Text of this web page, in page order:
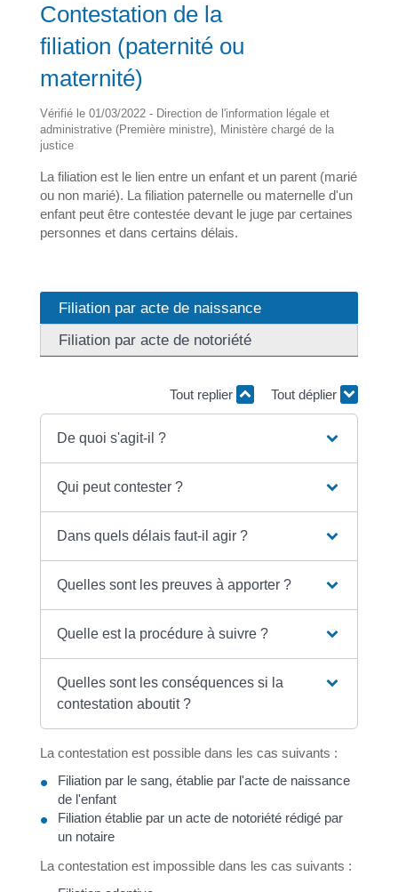
Contestation de la
filiation (paternité ou
maternité)
Vérifié le 01/03/2022 - Direction de l'information légale et
administrative (Première ministre), Ministère chargé de la
justice
La filiation est le lien entre un enfant et un parent (marié
ou non marié). La filiation paternelle ou maternelle d'un
enfant peut être contestée devant le juge par certaines
personnes et dans certains délais.
Filiation par acte de naissance
Filiation par acte de notoriété
Tout replier Tout déplier
De quoi s'agit-il ?
Qui peut contester ?
Dans quels délais faut-il agir ?
Quelles sont les preuves à apporter ?
Quelle est la procédure à suivre ?
Quelles sont les conséquences si la
contestation aboutit ?
La contestation est possible dans les cas suivants :
Filiation par le sang, établie par l'acte de naissance
de l'enfant
Filiation établie par un acte de notoriété rédigé par
un notaire
La contestation est impossible dans les cas suivants :